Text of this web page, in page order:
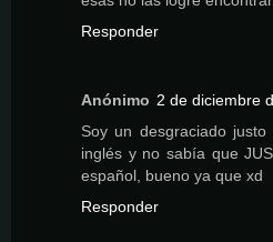
Responder
Anónimo 2 de diciembre
Soy un desgraciado
inglés y no sabía que
español, bueno ya que xd
Responder